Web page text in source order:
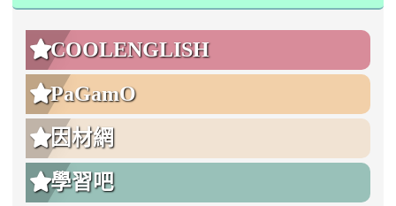
COOLENGLISH
PaGamO
因材網
學習吧